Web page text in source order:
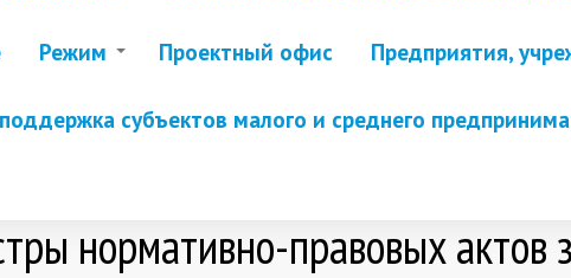
Режим Проектный офис Предприятия,
субъектов малого и среднего
нормативно-правовых актов